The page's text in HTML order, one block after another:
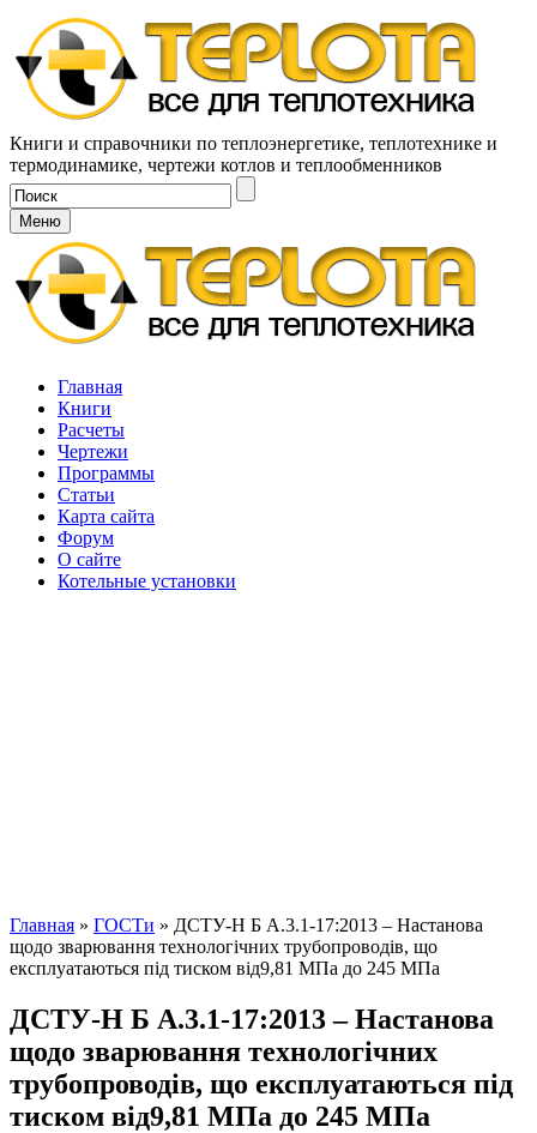
Книги и справочники по теплоэнергетике, теплотехнике и
термодинамике, чертежи котлов и теплообменников
Меню
Главная
Книги
Расчеты
Чертежи
Программы
Статьи
Карта сайта
Форум
О сайте
Котельные установки
Главная » ГОСТи » ДСТУ-Н Б А.3.1-17:2013 – Настанова
щодо зварювання технологічних трубопроводів, що
експлуатаються під тиском від9,81 МПа до 245 МПа
ДСТУ-Н Б А.3.1-17:2013 – Настанова
щодо зварювання технологічних
трубопроводів, що експлуатаються під
тиском від9,81 МПа до 245 МПа